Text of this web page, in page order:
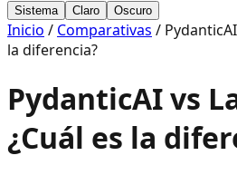
Sistema Claro Oscuro
Inicio / Comparativas /
la diferencia?
PydanticAI vs
¿Cuál es la